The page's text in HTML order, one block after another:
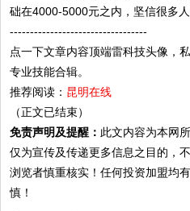
础在4000-5000元之内，坚信很多
----------------------------------
点一下文章内容顶端雷科技头像，
专业技能合辑。
推荐阅读： 昆明在线
（正文已结束）
免责声明及提醒： 此文内容为本网
仅为宣传及传递更多信息之目的，
浏览者慎重核实！任何投资加盟均
慎！